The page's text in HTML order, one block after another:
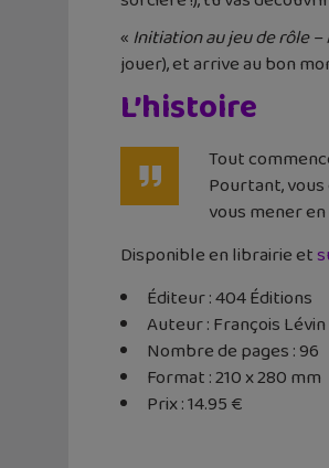
«Initiation au jeu de rôle
jouer), et arrive au bon
L’histoire
Tout
Pourtant,
vous mener
Disponible en librairie et
Éditeur : 404 Éditions
Auteur : François Lévin
Nombre de pages : 96
Format : 210 x 280 mm
Prix : 14.95 €